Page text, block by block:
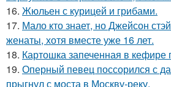
16. Жюльен с курицей и грибами.
17. Мало кто знает, но Джейсон
женаты, хотя вместе уже 16 лет.
18. Картошка запеченная в
19. Оперный певец поссорился с
прыгнул с моста в Москву-реку.